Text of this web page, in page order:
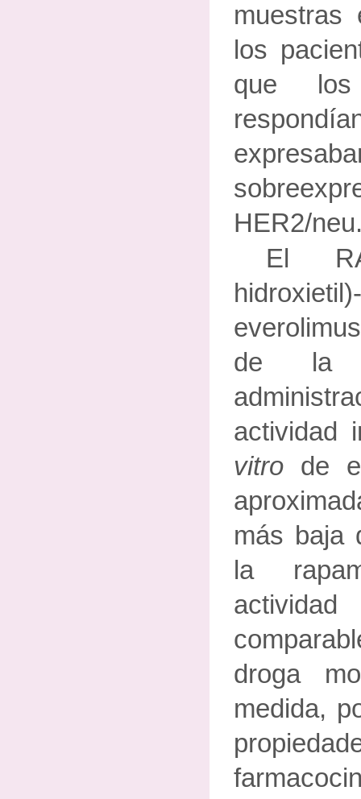
muestras
los
que los
HER2/
El
de la
actividad
vitro de
más baja
la
droga
medida,